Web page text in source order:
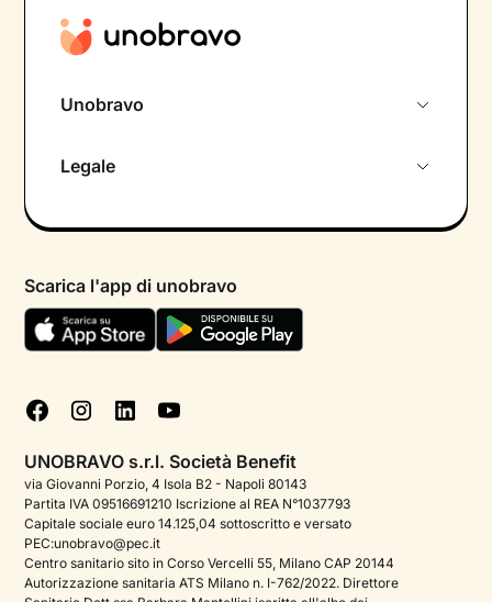
Unobravo
Psicologo in chat
Aiuto urgente
FAQ
Podcast di psicologia
Corporate
Psicologo italiano all'estero
Legale
Termini e condizioni
Informativa Privacy
Cookie policy
Gestisci cookie
Scarica l'app di unobravo
UNOBRAVO s.r.l. Società Benefit
via Giovanni Porzio, 4 Isola B2 - Napoli 80143
Partita IVA 09516691210 Iscrizione al REA N°1037793
Capitale sociale euro 14.125,04 sottoscritto e versato
PEC:unobravo@pec.it
Centro sanitario sito in Corso Vercelli 55, Milano CAP 20144
Autorizzazione sanitaria ATS Milano n. I-762/2022. Direttore